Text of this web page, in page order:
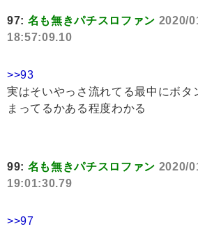
97: 名も無きパチスロファン 2020/
18:57:09.10
>>93
実はそいやっさ流れてる最中にボタ
まってるかある程度わかる
99: 名も無きパチスロファン 2020/
19:01:30.79
>>97